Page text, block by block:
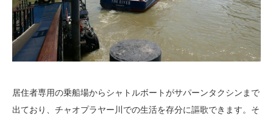
居住者専用の乗船場からシャトルボートがサパーンタクシンまで
出ており、チャオプラヤー川での生活を存分に謳歌できます。そ